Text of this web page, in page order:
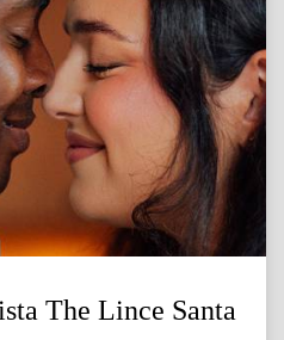
The Lince Santa